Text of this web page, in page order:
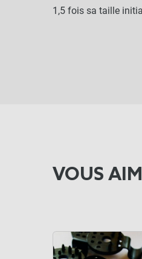
1,5 fois sa taille
VOUS